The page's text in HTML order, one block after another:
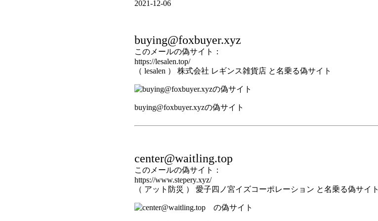
2021-12-06
buying@foxbuyer.xyz
このメールの偽サイト：
https://lesalen.top/
（ lesalen ） 株式会社 レギンス雑貨店 と名乗る偽サイト
buying@foxbuyer.xyzの偽サイト
center@waitling.top
このメールの偽サイト：
https://www.stepery.xyz/
（ アット防災 ） 愛子四ノ宮イズコーポレーション と名乗る偽サイト